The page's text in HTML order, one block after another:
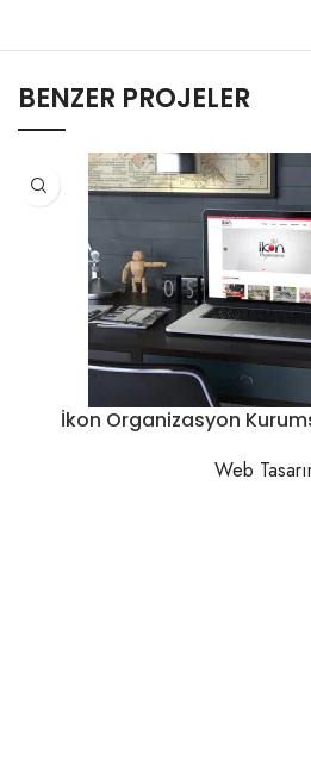
BENZER PROJELER
İkon Organizasyon
Web